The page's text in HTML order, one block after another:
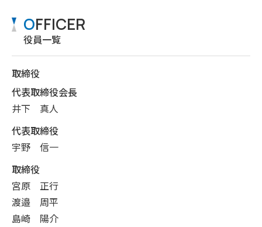
OFFICER
役員一覧
取締役
代表取締役会長
井下 真人
代表取締役
宇野 信一
取締役
宮原 正行
渡邉 周平
島崎 陽介